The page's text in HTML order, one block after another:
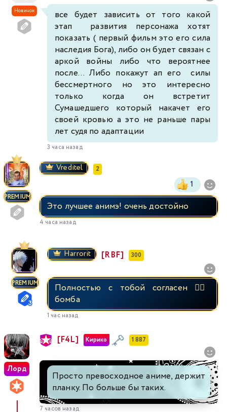
Новичок
все будет зависить от того какой
этап развития персонажа хотят
показать ( первый фильм это его сила
наследия Бога), либо он будет связан с
аркой войны либо что вероятнее
после... Либо покажут ап его силы
бессмертного но это интересно
только когда он встретит
Сумашедшего который накачет его
своей кровью а это не раньше пары
лет судя по адаптации
3 часа назад
PREMIUM
Vreditel 2
1
Это лучшее анимэ! очень достойно
4 часа назад
PREMIUM
Harrorit [RBF] 300
Полностью с тобой согласен 👍🏼
бомба
1 час назад
Лорд
[F4L] Кирико 1 887
Просто превосходное аниме, держит
планку. По больше бы таких.
7 часов назад